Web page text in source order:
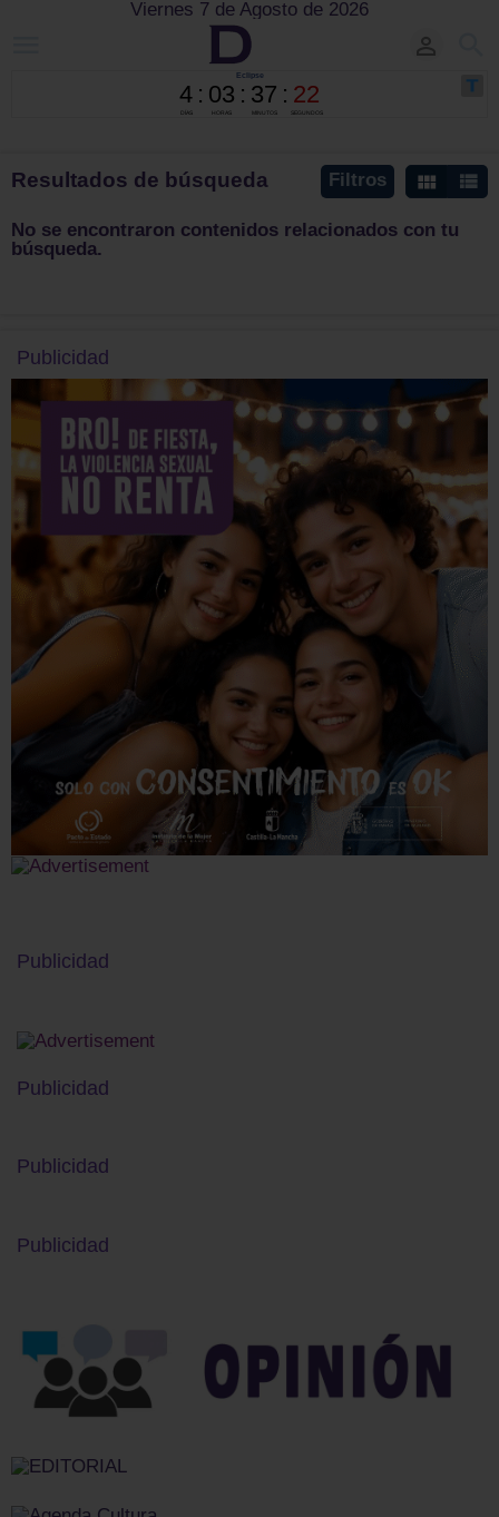
Viernes 7 de Agosto de 2026
Filtros
Resultados de búsqueda
No se encontraron contenidos relacionados con tu
búsqueda.
Publicidad
Publicidad
Publicidad
Publicidad
Publicidad